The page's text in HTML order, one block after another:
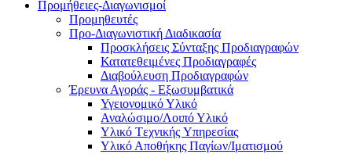
Προμήθειες-Διαγωνισμοί
Προμηθευτές
Προ-Διαγωνιστική Διαδικασία
Προσκλήσεις Σύνταξης Προδιαγραφών
Κατατεθειμένες Προδιαγραφές
Διαβούλευση Προδιαγραφών
Έρευνα Αγοράς - Εξωσυμβατικά
Υγειονομικό Υλικό
Αναλώσιμο/Λοιπό Υλικό
Υλικό Tεχνικής Yπηρεσίας
Υλικό Αποθήκης Παγίων/Ιματισμού